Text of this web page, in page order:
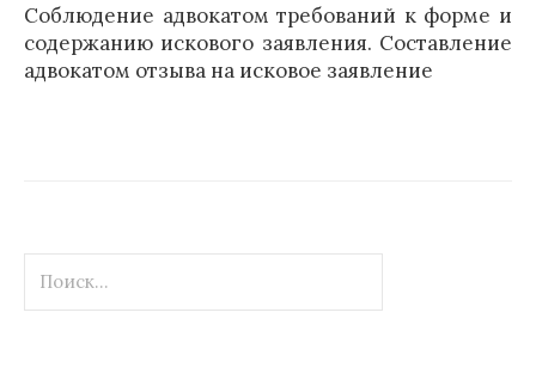
Соблюдение адвокатом требований к форме и
содержанию искового заявления. Составление
адвокатом отзыва на исковое заявление